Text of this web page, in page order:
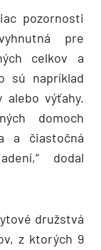
pozornosti
pre
celkov a
sú napríklad
alebo výťahy.
domoch
a čiastočná
dodal
družstvá
z ktorých 9